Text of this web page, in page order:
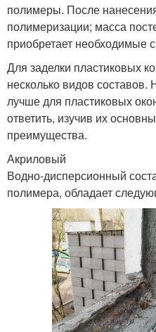
полимеры. После
полимеризации; масса
приобретает необходимые
Для заделки пластиковых
несколько видов составов.
лучше для пластиковых
ответить, изучив их
преимущества.
Акриловый
Водно-дисперсионный
полимера, обладает